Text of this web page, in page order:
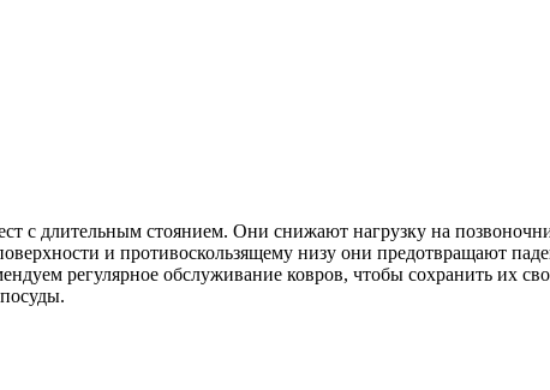
с длительным стоянием. Они снижают нагрузку на
и противоскользящему низу они предотвращают
регулярное обслуживание ковров, чтобы сохранить их